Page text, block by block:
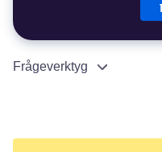
Frågeverktyg